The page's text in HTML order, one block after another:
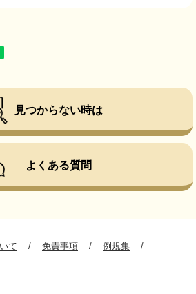
見つからない時は
よくある質問
て 免責事項 例規集